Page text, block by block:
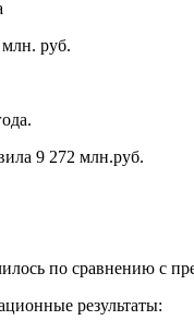
руб.
9 272 млн.руб.
по сравнению с
результаты: